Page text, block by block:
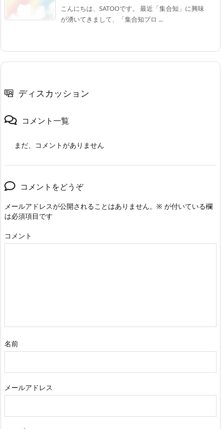
こんにちは、SATOOです。 最近「集合知」に興味
が湧いてきまして、「集合知プロ ...
ディスカッション
コメント一覧
まだ、コメントがありません
コメントをどうぞ
メールアドレスが公開されることはありません。 ※ が付いている欄
は必須項目です
コメント
名前
メールアドレス